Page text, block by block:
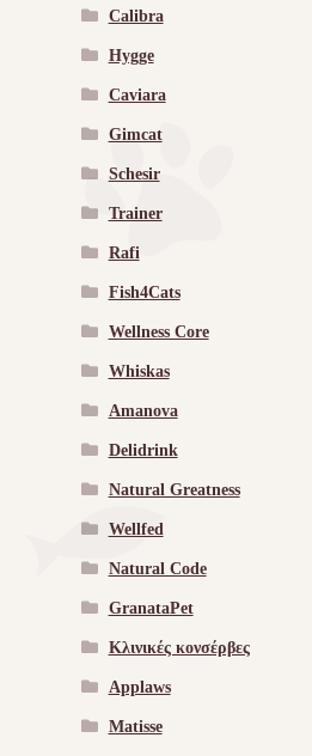
Calibra
Hygge
Caviara
Gimcat
Schesir
Trainer
Rafi
Fish4Cats
Wellness Core
Whiskas
Amanova
Delidrink
Natural Greatness
Wellfed
Natural Code
GranataPet
Κλινικές κονσέρβες
Applaws
Matisse